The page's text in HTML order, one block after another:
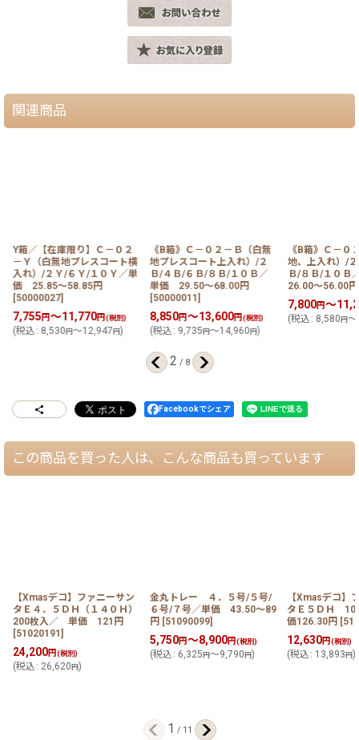
関連商品
Y箱／【在庫限り】Ｃ－０２
－Ｙ（白無地プレスコート横
入れ）/２Ｙ/６Ｙ/１０Ｙ／単
価 25.85〜58.85円
50000027]
7,755円～11,770円(税別)
(税込: 8,530円～12,947円)
《B箱》Ｃ－０２－Ｂ（白無
地プレスコート上入れ）/２
Ｂ/４Ｂ/６Ｂ/８Ｂ/１０Ｂ／
単価 29.50〜68.00円
[50000011]
8,850円～13,600円(税別)
(税込: 9,735円～14,960円)
《B箱》Ｃ－０
地、上入れ）/
Ｂ/８Ｂ/１０
26.00〜56.00円
7,800円～
(税込 : 8,580円～
2 / 8
Facebookでシェア
この商品を買った人は、こんな商品も買っています
【Xmasデコ】ファニーサン
タＥ４．５ＤＨ（１４０Ｈ）
200枚入／ 単価 121円
[51020191]
24,200円(税別)
(税込 : 26,620円)
金丸トレー ４．５号/５号/
６号/７号／単価 43.50〜89
円 [51090099]
5,750円～8,900円(税別)
(税込 : 6,325円～9,790円)
【Xmasデコ】
タＥ５ＤＨ
価126.30円 [
12,630円(税別)
(税込 : 13,893円)
1 / 11